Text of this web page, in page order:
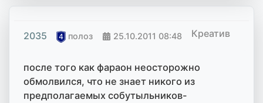
2035 полоз 25.10.2011 08:48 Креатив
после того как фараон неосторожно
обмолвился, что не знает никого из
предполагаемых собутыльников-